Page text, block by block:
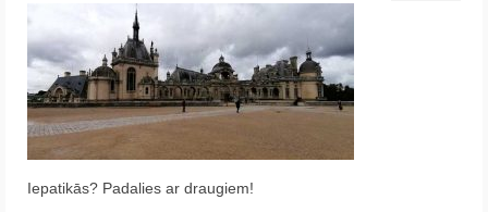
ASV
Melnkalne
Grieķija
Krēta
Iepatikās? Padalies ar draugiem!